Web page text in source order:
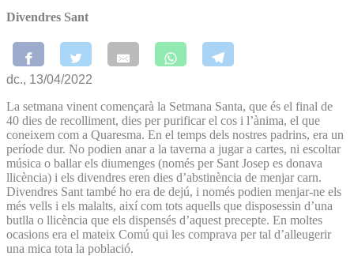
Divendres Sant
dc., 13/04/2022
La setmana vinent començarà la Setmana Santa, que és el final de
40 dies de recolliment, dies per purificar el cos i l’ànima, el que
coneixem com a Quaresma. En el temps dels nostres padrins, era un
període dur. No podien anar a la taverna a jugar a cartes, ni escoltar
música o ballar els diumenges (només per Sant Josep es donava
llicència) i els divendres eren dies d’abstinència de menjar carn.
Divendres Sant també ho era de dejú, i només podien menjar-ne els
més vells i els malalts, així com tots aquells que disposessin d’una
butlla o llicència que els dispensés d’aquest precepte. En moltes
ocasions era el mateix Comú qui les comprava per tal d’alleugerir
una mica tota la població.